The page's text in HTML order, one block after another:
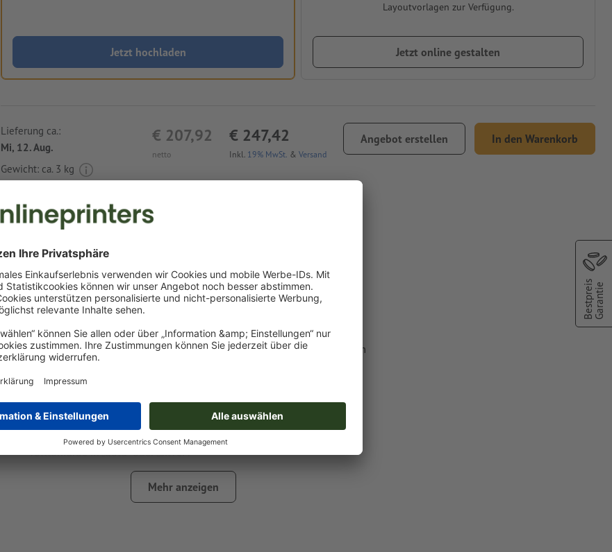
Jetzt hochladen
Layoutvorlagen zur Verfügung.
Jetzt online gestalten
netto
€ 207,92
Inkl. 19% MwSt. & Versand
€ 247,42 Angebot erstellen In den Warenkorb
Lieferung ca.:
Mi, 12. Aug.
Gewicht: ca. 3 kg
Druckdatenhinweise Schlüsselanhänger mit Clip und
Ziehband Employee
Datenformat:2,3 x 1,5 cm
Als Motivfarben sind eine bzw. zwei
Sonderfarben
wählbar.
Benennen Sie die Farbfelder mit der entsprechenden Zielfarbe aus dem
Pantone FORMULA GUIDE Solid Coated (z.B. "Pantone 286 C").
Gold (Pantone 871 C) und Silber (Pantone 877 C) sind als Druckfarben
Volltonfarbe in „gold“ oder „silver“.
das Trägermaterial kann beim
Druck mit weißer Farbe
Das druckfertige PDF darf nur Vektoren enthalten; JPEG- oder TIFF-
Mehr anzeigen
BestpreisGarantie